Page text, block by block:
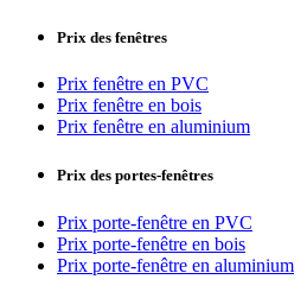
Prix des fenêtres
Prix fenêtre en PVC
Prix fenêtre en bois
Prix fenêtre en aluminium
Prix des portes-fenêtres
Prix porte-fenêtre en PVC
Prix porte-fenêtre en bois
Prix porte-fenêtre en aluminium